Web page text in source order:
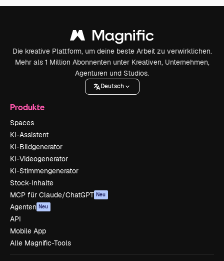
Die kreative Plattform, um deine beste Arbeit zu verwirklichen.
Mehr als 1 Million Abonnenten unter Kreativen, Unternehmen,
Agenturen und Studios.
Deutsch
Produkte
Spaces
KI-Assistent
KI-Bildgenerator
KI-Videogenerator
KI-Stimmengenerator
Stock-Inhalte
MCP für Claude/ChatGPT Neu
Agenten Neu
API
Mobile App
Alle Magnific-Tools